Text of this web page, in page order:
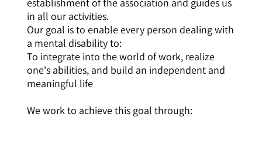
in all our activities.
Our goal is to enable every person dealing with
a mental disability to:
To integrate into the world of work, realize
one's abilities, and build an independent and
meaningful life
We work to achieve this goal through: